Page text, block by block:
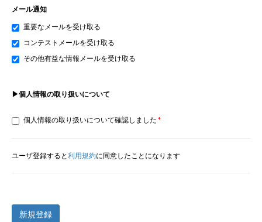
メール通知
重要なメールを受け取る
コンテストメールを受け取る
その他有益な情報メールを受け取る
▶個人情報の取り扱いについて
個人情報の取り扱いについて確認しました
ユーザ登録すると利用規約に同意したことになります
新規登録